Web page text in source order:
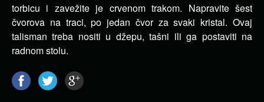
torbicu i zavežite je crvenom trakom. Napravite šest
čvorova na traci, po jedan čvor za svaki kristal. Ovaj
talisman treba nositi u džepu, tašni ili ga postaviti na
radnom stolu.